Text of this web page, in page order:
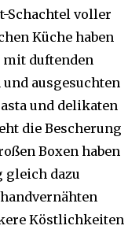
Schachtel voller
Küche haben
duftenden
ausgesuchten
und delikaten
die Bescherung
Boxen haben
gleich dazu
Köstlichkeiten